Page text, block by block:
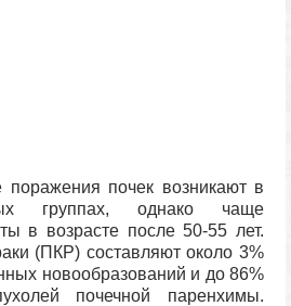
почек возникают в
группах, однако чаще
в возрасте после 50-55 лет.
(ПКР) составляют около 3%
новообразований и до 86%
почечной паренхимы.